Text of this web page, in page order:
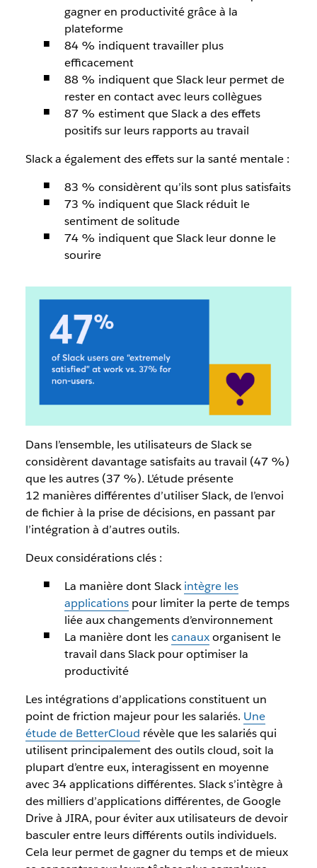
gagner en productivité grâce à la
plateforme
84 % indiquent travailler plus
efficacement
88 % indiquent que Slack leur permet de
rester en contact avec leurs collègues
87 % estiment que Slack a des effets
positifs sur leurs rapports au travail
Slack a également des effets sur la santé mentale :
83 % considèrent qu’ils sont plus satisfaits
73 % indiquent que Slack réduit le
sentiment de solitude
74 % indiquent que Slack leur donne le
sourire
Dans l’ensemble, les utilisateurs de Slack se
considèrent davantage satisfaits au travail (47 %)
que les autres (37 %). L’étude présente
12 manières différentes d’utiliser Slack, de l’envoi
de fichier à la prise de décisions, en passant par
l’intégration à d’autres outils.
Deux considérations clés :
La manière dont Slackintègre les
applicationspour limiter la perte de temps
liée aux changements d’environnement
La manière dont lescanauxorganisent le
travail dans Slack pour optimiser la
productivité
Les intégrations d’applications constituent un
point de friction majeur pour les salariés. Une
étude de BetterCloud révèle que les salariés qui
utilisent principalement des outils cloud, soit la
plupart d’entre eux, interagissent en moyenne
avec 34 applications différentes. Slack s’intègre à
des milliers d’applications différentes, de Google
Drive à JIRA, pour éviter aux utilisateurs de devoir
basculer entre leurs différents outils individuels.
Cela leur permet de gagner du temps et de mieux